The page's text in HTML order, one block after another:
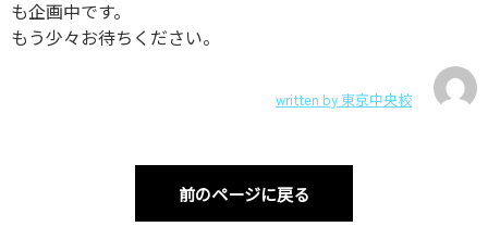
も企画中です。
もう少々お待ちください。
written by 東京中央校
前のページに戻る